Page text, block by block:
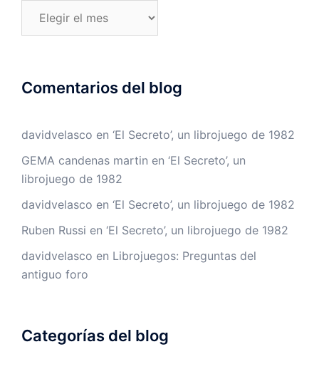
Comentarios del blog
davidvelasco en ‘El Secreto’, un librojuego de 1982
GEMA candenas martin en ‘El Secreto’, un
librojuego de 1982
davidvelasco en ‘El Secreto’, un librojuego de 1982
Ruben Russi en ‘El Secreto’, un librojuego de 1982
davidvelasco en Librojuegos: Preguntas del
antiguo foro
Categorías del blog